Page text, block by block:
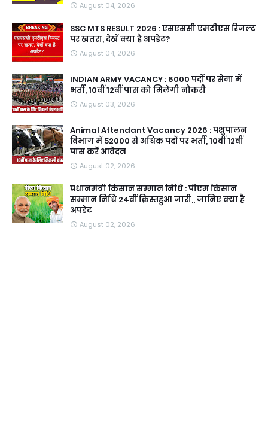
August 04, 2026
SSC MTS RESULT 2026 : एसएससी एमटीएस रिजल्ट
पर खतरा, देखें क्या है अपडेट?
August 04, 2026
INDIAN ARMY VACANCY : 6000 पदों पर सेना में
भर्ती, 10वीं 12वीं पास को मिलेगी नौकरी
August 03, 2026
Animal Attendant Vacancy 2026 : पशुपालन
विभाग में 52000 से अधिक पदों पर भर्ती, 10वीं 12वीं
पास करें आवेदन
August 02, 2026
प्रधानमंत्री किसान सम्मान निधि : पीएम किसान
सम्मान निधि 24वीं क़िस्तहुआ जारी,, जानिए क्या है
अपडेट
August 02, 2026